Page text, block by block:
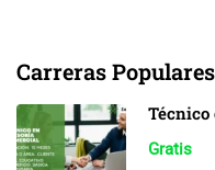
Carreras Populares
Técnico
Gratis